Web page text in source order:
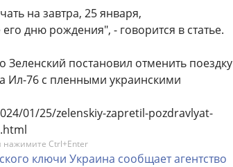
на завтра, 25 января,
дню ​​рождения", - говорится в статье.
Зеленский постановил отменить поездку
Ил-76 с пленными украинскими
01/25/zelenskiy-zapretil-pozdravlyat-
нажимите Ctrl+Enter
ключи Украина сообщаетагентство